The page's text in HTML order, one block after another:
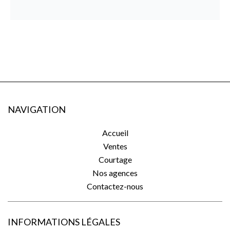
NAVIGATION
Accueil
Ventes
Courtage
Nos agences
Contactez-nous
INFORMATIONS LÉGALES